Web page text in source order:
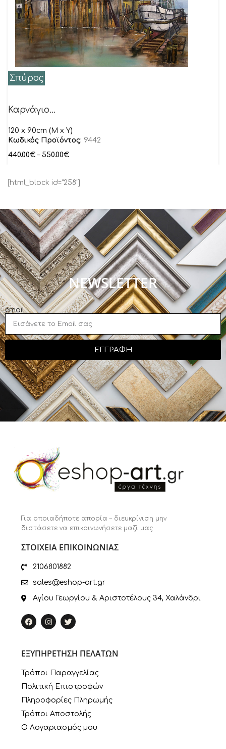
Σπύρος
Καρνάγιο…
120 x 90cm (M x Y)
Κωδικός Προϊόντος: 9442
440.00€ – 550.00€
[html_block id="258"]
NEWSLETTER
email
ΕΓΓΡΑΦΗ
Για οποιαδήποτε απορία – διευκρίνιση μην
διστάσετε να επικοινωνήσετε μαζί μας
ΣΤΟΙΧΕΙΑ ΕΠΙΚΟΙΝΩΝΙΑΣ
2106801882
sales@eshop-art.gr
Αγίου Γεωργίου & Αριστοτέλους 34, Χαλάνδρι
ΕΞΥΠΗΡΕΤΗΣΗ ΠΕΛΑΤΩΝ
Τρόποι Παραγγελίας
Πολιτική Επιστροφών
Πληροφορίες Πληρωμής
Τρόποι Αποστολής
Ο Λογαριασμός μου